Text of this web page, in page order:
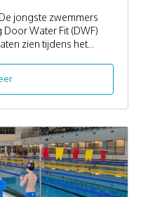
jongste zwemmers
Water Fit (DWF)
zien tijdens het...